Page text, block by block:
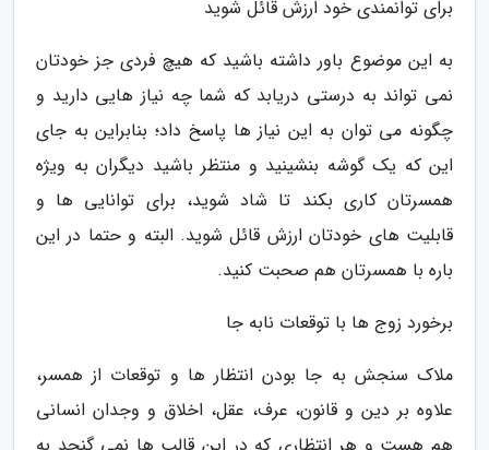
برای توانمندی خود ارزش قائل شوید
به این موضوع باور داشته باشید که هیچ فردی جز خودتان
نمی تواند به درستی دریابد که شما چه نیاز هایی دارید و
چگونه می توان به این نیاز ها پاسخ داد؛ بنابراین به جای
این که یک گوشه بنشینید و منتظر باشید دیگران به ویژه
همسرتان کاری بکند تا شاد شوید، برای توانایی ها و
قابلیت های خودتان ارزش قائل شوید. البته و حتما در این
باره با همسرتان هم صحبت کنید.
برخورد زوج ها با توقعات نابه جا
ملاک سنجش به جا بودن انتظار ها و توقعات از همسر،
علاوه بر دین و قانون، عرف، عقل، اخلاق و وجدان انسانی